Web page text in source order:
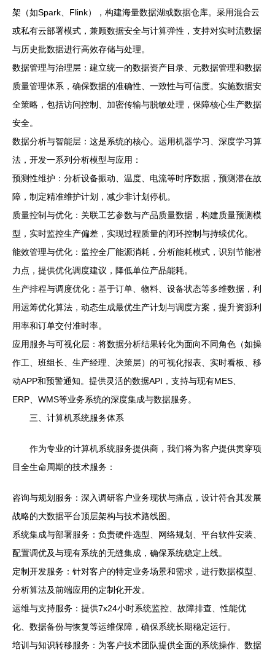
架（如Spark、Flink），构建海量数据湖或数据仓库。采用混合云
或私有云部署模式，兼顾数据安全与计算弹性，支持对实时流数据
与历史批数据进行高效存储与处理。
数据管理与治理层：建立统一的数据资产目录、元数据管理和数据
质量管理体系，确保数据的准确性、一致性与可信度。实施数据安
全策略，包括访问控制、加密传输与脱敏处理，保障核心生产数据
安全。
数据分析与智能层：这是系统的核心。运用机器学习、深度学习算
法，开发一系列分析模型与应用：
预测性维护：分析设备振动、温度、电流等时序数据，预测潜在故
障，制定精准维护计划，减少非计划停机。
质量控制与优化：关联工艺参数与产品质量数据，构建质量预测模
型，实时监控生产偏差，实现过程质量的闭环控制与持续优化。
能效管理与优化：监控全厂能源消耗，分析能耗模式，识别节能潜
力点，提供优化调度建议，降低单位产品能耗。
生产排程与调度优化：基于订单、物料、设备状态等多维数据，利
用运筹优化算法，动态生成最优生产计划与调度方案，提升资源利
用率和订单交付准时率。
应用服务与可视化层：将数据分析结果转化为面向不同角色（如操
作工、班组长、生产经理、决策层）的可视化报表、实时看板、移
动APP和预警通知。提供灵活的数据API，支持与现有MES、
ERP、WMS等业务系统的深度集成与数据服务。
三、计算机系统服务体系
作为专业的计算机系统服务提供商，我们将为客户提供贯穿项
目全生命周期的技术服务：
咨询与规划服务：深入调研客户业务现状与痛点，设计符合其发展
战略的大数据平台顶层架构与技术路线图。
系统集成与部署服务：负责硬件选型、网络规划、平台软件安装、
配置调优及与现有系统的无缝集成，确保系统稳定上线。
定制开发服务：针对客户的特定业务场景和需求，进行数据模型、
分析算法及前端应用的定制化开发。
运维与支持服务：提供7x24小时系统监控、故障排查、性能优
化、数据备份与恢复等运维保障，确保系统长期稳定运行。
培训与知识转移服务：为客户技术团队提供全面的系统操作、数据